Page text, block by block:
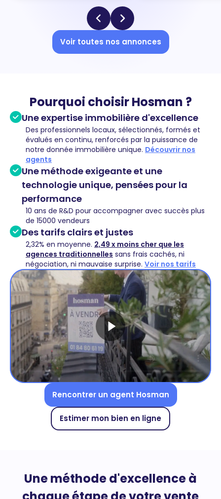
Voir toutes nos annonces
Pourquoi choisir Hosman ?
Une expertise immobilière d'excellence
Des professionnels locaux, sélectionnés, formés et
évalués en continu, renforcés par la puissance de
notre donnée immobilière unique. Découvrir nos
agents
Une méthode exigeante et une
technologie unique, pensées pour la
performance
10 ans de R&D pour accompagner avec succès plus
de 15000 vendeurs
Des tarifs clairs et justes
2,32% en moyenne. 2,49 x moins cher que les
agences traditionnelles sans frais cachés, ni
négociation, ni mauvaise surprise. Voir nos tarifs
Rencontrer un agent Hosman
Estimer mon bien en ligne
Une méthode d'excellence à